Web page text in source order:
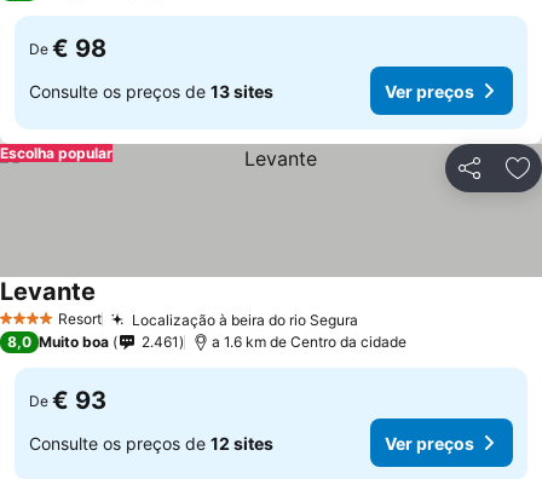
De € 98
Consulte os preços de 13 sites Ver preços
Partilhar
Escolha popular
4 EstrelasResort Localização à beira do rio Segura
Levante
8,0 Muito boa 2.461 a 1.6 km de Centro da cidade
De € 93
Consulte os preços de 12 sites Ver preços